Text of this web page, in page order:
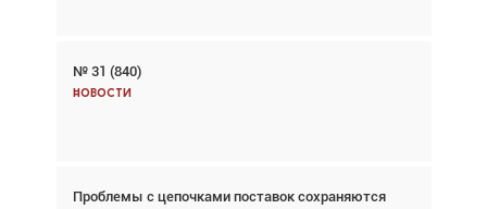
№ 31 (840)
Новости
Проблемы с цепочками поставок сохраняются
Авиационный фотограф Дэйв Кох: «Фотография
говорит сама за себя... а ИИ всё портит»
Впервые с 2024 года глобальный трафик